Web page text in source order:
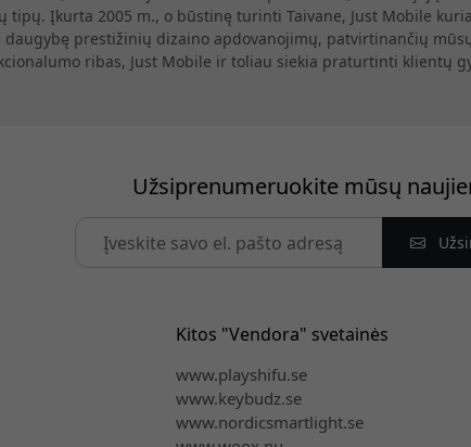
Įkurta 2005 m., o būstinę turinti Taivane, Just Mobile
prestižinių dizaino apdovanojimų, patvirtinančių
ribas, Just Mobile ir toliau siekia praturtinti klientų
Užsiprenumeruokite mūsų
Kitos "Vendora" svetainės
www.playshifu.se
www.keybudz.se
www.nordicsmartlight.se